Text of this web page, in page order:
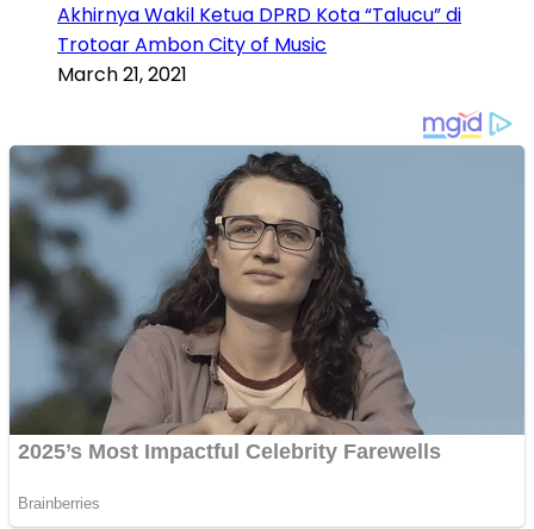
Akhirnya Wakil Ketua DPRD Kota “Talucu” di
Trotoar Ambon City of Music
March 21, 2021